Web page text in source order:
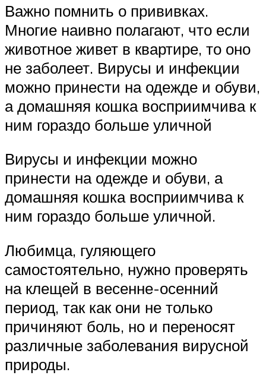
Важно помнить о прививках.
Многие наивно полагают, что если
животное живет в квартире, то оно
не заболеет. Вирусы и инфекции
можно принести на одежде и обуви,
а домашняя кошка восприимчива к
ним гораздо больше уличной
Вирусы и инфекции можно
принести на одежде и обуви, а
домашняя кошка восприимчива к
ним гораздо больше уличной.
Любимца, гуляющего
самостоятельно, нужно проверять
на клещей в весенне-осенний
период, так как они не только
причиняют боль, но и переносят
различные заболевания вирусной
природы.